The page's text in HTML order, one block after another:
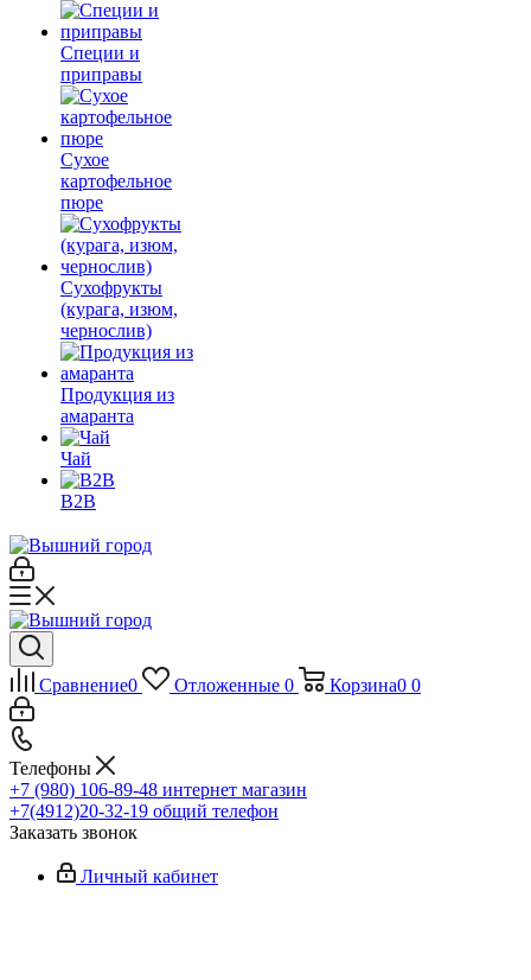
Специи и
приправы
Сухое
картофельное
пюре
Сухофрукты
(курага, изюм,
чернослив)
Продукция из
амаранта
Чай
B2B
Сравнение0 Отложенные 0 Корзина0 0
Телефоны
+7 (980) 106-89-48 интернет магазин
+7(4912)20-32-19 общий телефон
Заказать звонок
Личный кабинет